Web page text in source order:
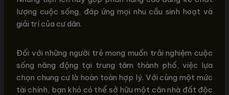
lượng cuộc sống, đáp ứng mọi nhu cầu sinh hoạt và
giải trí của cư dân.
Đối với những người trẻ mong muốn trải nghiệm cuộc
sống năng động tại trung tâm thành phố, việc lựa
chọn chung cư là hoàn toàn hợp lý. Với cùng một mức
tài chính, bạn khó có thể sở hữu một căn nhà đất độc